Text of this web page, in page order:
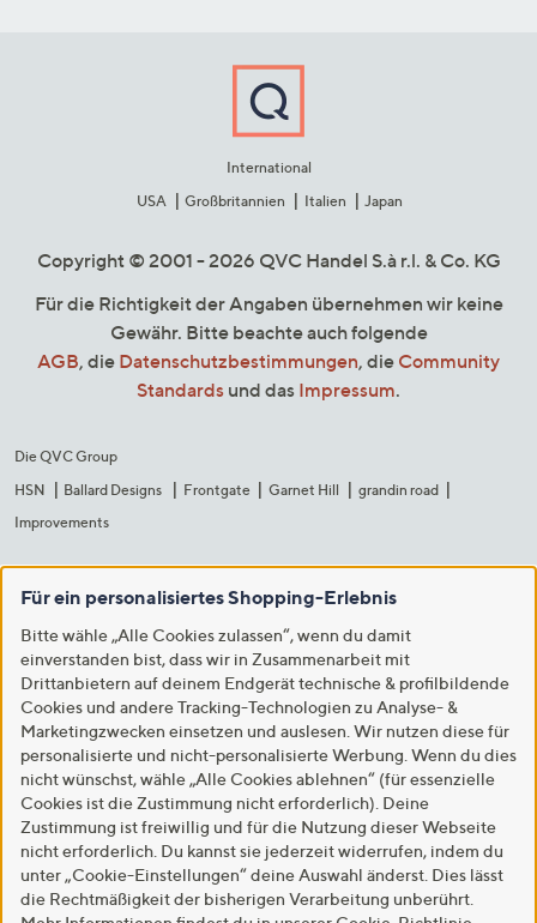
International
USA
Großbritannien Italien Japan
Copyright © 2001 - 2026 QVC Handel S.à r.l. & Co. KG
Für die Richtigkeit der Angaben übernehmen wir keine
Gewähr. Bitte beachte auch folgende
AGB, die Datenschutzbestimmungen, die Community
Standards und das Impressum.
Die QVC Group
HSN
Ballard Designs Frontgate Garnet Hill
grandin road
Improvements
Für ein personalisiertes Shopping-Erlebnis
Bitte wähle „Alle Cookies zulassen“, wenn du damit
einverstanden bist, dass wir in Zusammenarbeit mit
Drittanbietern auf deinem Endgerät technische & profilbildende
Cookies und andere Tracking-Technologien zu Analyse- &
Marketingzwecken einsetzen und auslesen. Wir nutzen diese für
personalisierte und nicht-personalisierte Werbung. Wenn du dies
nicht wünschst, wähle „Alle Cookies ablehnen“ (für essenzielle
Cookies ist die Zustimmung nicht erforderlich). Deine
Zustimmung ist freiwillig und für die Nutzung dieser Webseite
nicht erforderlich. Du kannst sie jederzeit widerrufen, indem du
unter „Cookie-Einstellungen“ deine Auswahl änderst. Dies lässt
die Rechtmäßigkeit der bisherigen Verarbeitung unberührt.